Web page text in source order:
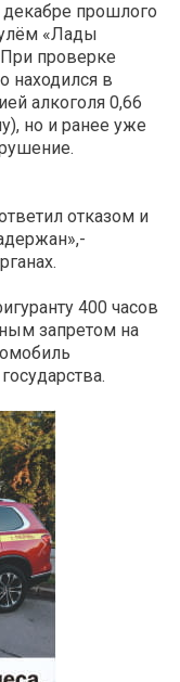
прошлого
«Лады
проверке
находился в
алкоголя 0,66
но и ранее уже
отказом и
400 часов
запретом на